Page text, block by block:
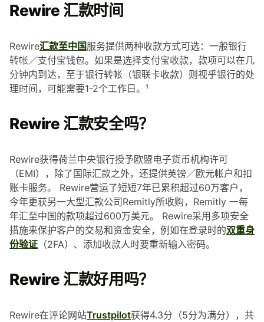
Rewire 汇款时间
Rewire汇款至中国服务提供两种收款方式可选：一般银行
转帐／支付宝钱包。如果是选择支付宝收款，款项可以在几
分钟内到达，至于银行转帐（银联卡收款）则视乎银行的处
理时间，可能需要1-2个工作日。¹
Rewire 汇款安全吗？
Rewire获得荷兰中央银行授予欧盟电子货币机构许可
（EMI），除了国际汇款之外，还提供英镑／欧元帐户和扣
账卡服务。 Rewire营运了短短7年已累积超过60万客户，
今年更获另一大型汇款公司Remitly所收购，Remitly 一每
年汇至中国的款项超过600万美元。 Rewire采用多项安全
措施来保护客户的交易和资金安全，例如在登录时的双重身
份验证 （2FA）、添加收款人时要重新输入密码。
Rewire 汇款好用吗？
Rewire在评论网站Trustpilot获得4.3分（5分为满分），共